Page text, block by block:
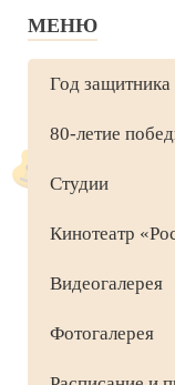
МЕНЮ
Год защитника
80-летие
Студии
Кинотеатр
Видеогалерея
Фотогалерея